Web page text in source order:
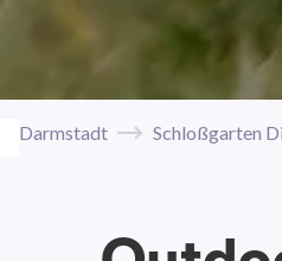
Darmstadt Schloßgarten